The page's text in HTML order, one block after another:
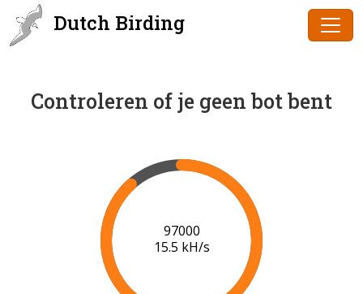
Dutch Birding
Controleren of je geen bot bent
97000
15.5 kH/s